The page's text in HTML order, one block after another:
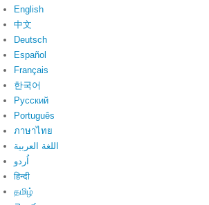
English
中文
Deutsch
Español
Français
한국어
Русский
Português
ภาษาไทย
اللغة العربية
اُردو
हिन्दी
தமிழ்